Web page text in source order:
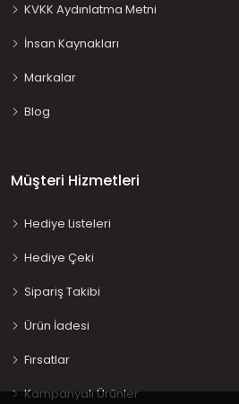
KVKK Aydınlatma Metni
İnsan Kaynakları
Markalar
Blog
Müşteri Hizmetleri
Hediye Listeleri
Hediye Çeki
Sipariş Takibi
Ürün İadesi
Fırsatlar
Kampanyalı Ürünler